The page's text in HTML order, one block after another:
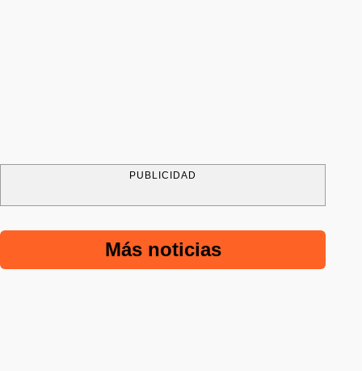
PUBLICIDAD
Más noticias